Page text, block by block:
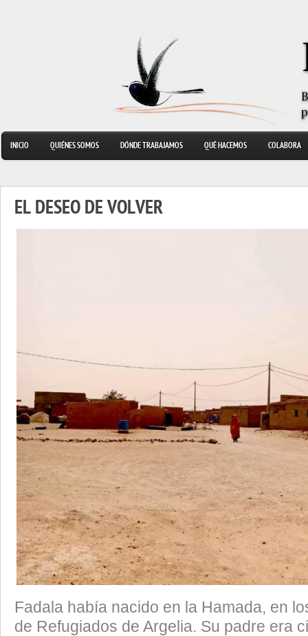
INICIO QUIÉNES SOMOS DÓNDE TRABAJAMOS QUÉ HACEMOS COLABORA
EL DESEO DE VOLVER
Fadala había nacido en la Hamada, en
de Refugiados de Argelia. Su padre era